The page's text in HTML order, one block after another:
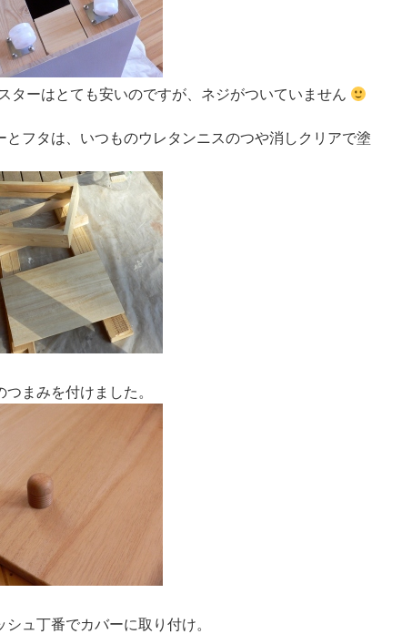
ターはとても安いのですが、ネジがついていません
とフタは、いつものウレタンニスのつや消しクリアで塗
つまみを付けました。
シュ丁番でカバーに取り付け。